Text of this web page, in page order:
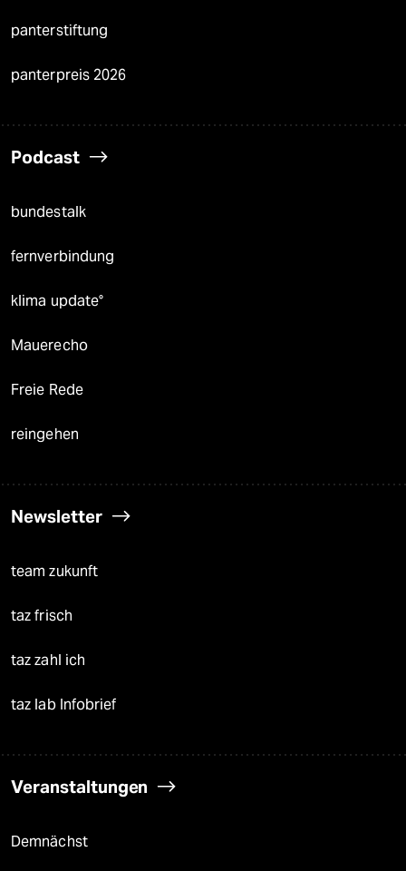
panterstiftung
panterpreis 2026
Podcast
bundestalk
fernverbindung
klima update°
Mauerecho
Freie Rede
reingehen
Newsletter
team zukunft
taz frisch
taz zahl ich
taz lab Infobrief
Veranstaltungen
Demnächst